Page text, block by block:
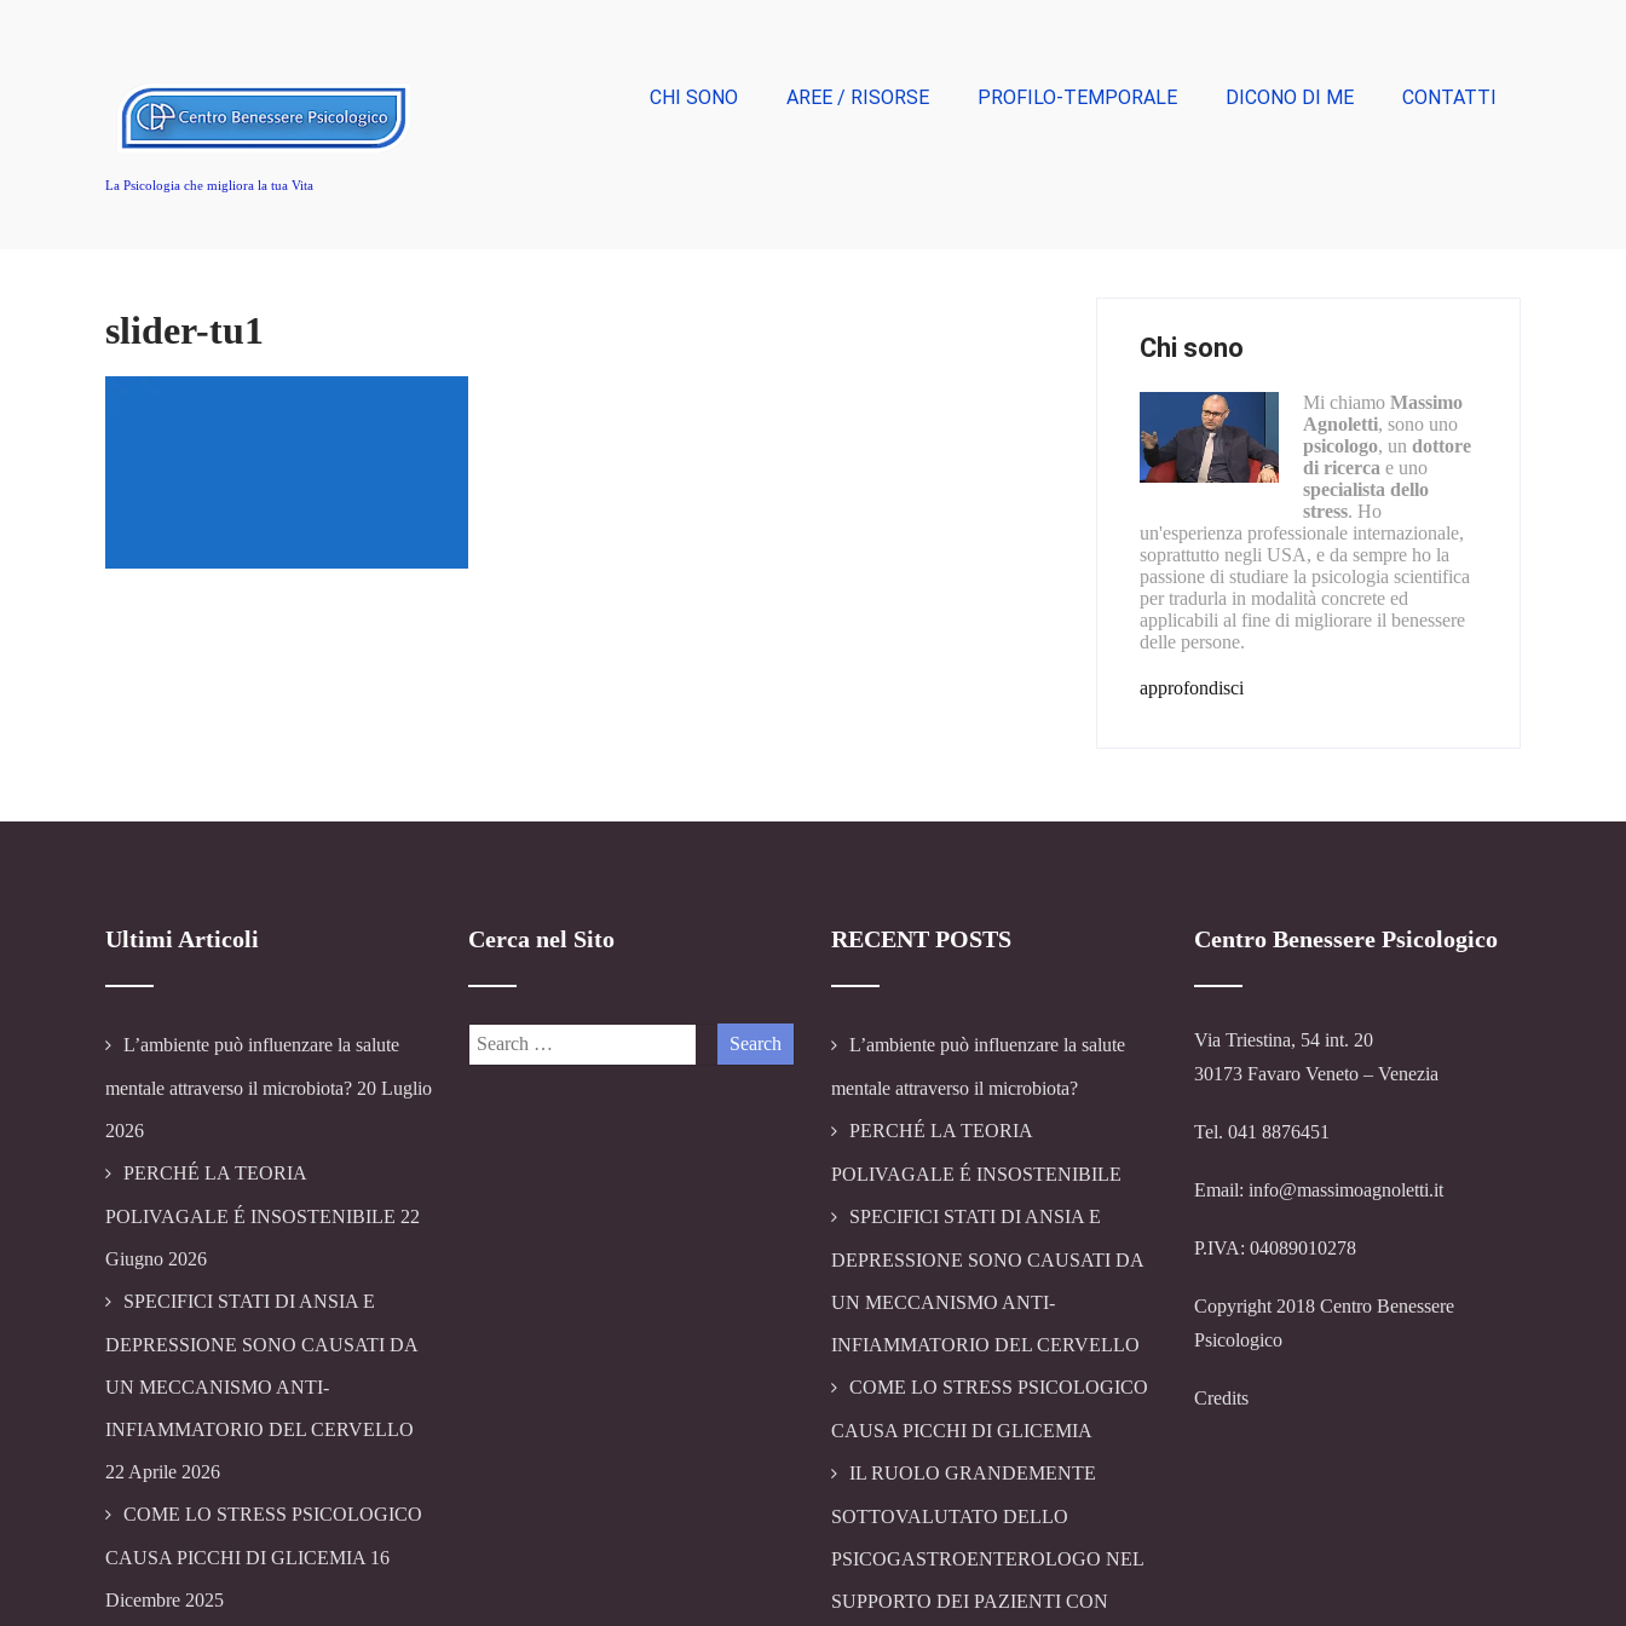
La Psicologia che migliora la tua Vita
CHI SONO AREE / RISORSE PROFILO-TEMPORALE DICONO DI ME CONTATTI
slider-tu1 Chi sono
Mi chiamoMassimo
Agnoletti, sono uno
psicologo, undottore
di ricerca e uno
specialista dello
stress. Ho
un'esperienza professionale internazionale,
soprattutto negli USA, e da sempre ho la
passione di studiare la psicologia scientifica
per tradurla in modalità concrete ed
applicabili al fine di migliorare il benessere
delle persone.
approfondisci
Ultimi Articoli
L’ambiente può influenzare la salute
mentale attraverso il microbiota? 20 Luglio
2026
PERCHÉ LA TEORIA
POLIVAGALE É INSOSTENIBILE 22
Giugno 2026
SPECIFICI STATI DI ANSIA E
DEPRESSIONE SONO CAUSATI DA
UN MECCANISMO ANTI-
INFIAMMATORIO DEL CERVELLO
22 Aprile 2026
COME LO STRESS PSICOLOGICO
CAUSA PICCHI DI GLICEMIA 16
Dicembre 2025
Cerca nel Sito RECENT POSTS
L’ambiente può influenzare la salute
mentale attraverso il microbiota?
PERCHÉ LA TEORIA
POLIVAGALE É INSOSTENIBILE
SPECIFICI STATI DI ANSIA E
DEPRESSIONE SONO CAUSATI DA
UN MECCANISMO ANTI-
INFIAMMATORIO DEL CERVELLO
COME LO STRESS PSICOLOGICO
CAUSA PICCHI DI GLICEMIA
IL RUOLO GRANDEMENTE
SOTTOVALUTATO DELLO
PSICOGASTROENTEROLOGO NEL
SUPPORTO DEI PAZIENTI CON
Centro Benessere Psicologico
Via Triestina, 54 int. 20
30173 Favaro Veneto – Venezia
Tel. 041 8876451
Email: info@massimoagnoletti.it
P.IVA: 04089010278
Copyright 2018 Centro Benessere
Psicologico
Credits